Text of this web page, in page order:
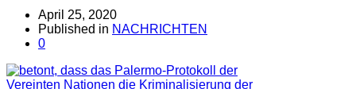
April 25, 2020
Published in NACHRICHTEN
0